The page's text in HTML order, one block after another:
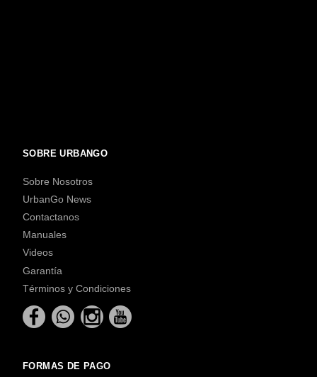
SOBRE URBANGO
Sobre Nosotros
UrbanGo News
Contactanos
Manuales
Videos
Garantía
Términos y Condiciones
FORMAS DE PAGO